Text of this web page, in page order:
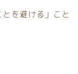
を避ける」こと